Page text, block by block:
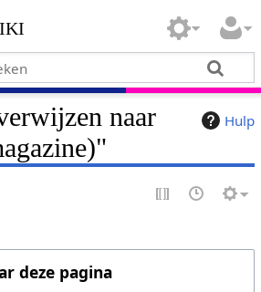
Hulp
naar
deze pagina